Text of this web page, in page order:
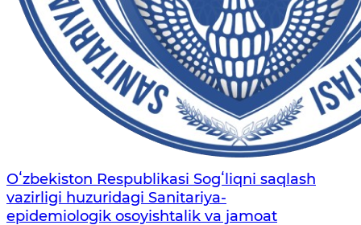
Oʻzbekiston Respublikasi Sogʻliqni saqlash
vazirligi huzuridagi Sanitariya-
epidemiologik osoyishtalik va jamoat